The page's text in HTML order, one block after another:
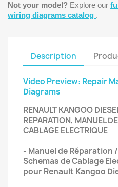
Not your model? Explore our
wiring diagrams catalog .
Description
Video Preview: Repair
Diagrams
RENAULT KANGOO
REPARATION, MANUEL
CABLAGE ELECTRIQUE
- Manuel de Réparation
Schemas de Cablage
pour Renault Kangoo